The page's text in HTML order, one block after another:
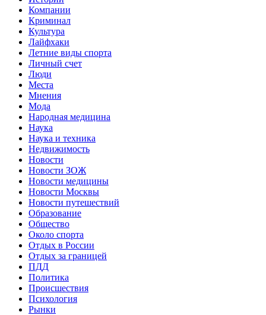
Компании
Криминал
Культура
Лайфхаки
Летние виды спорта
Личный счет
Люди
Места
Мнения
Мода
Народная медицина
Наука
Наука и техника
Недвижимость
Новости
Новости ЗОЖ
Новости медицины
Новости Москвы
Новости путешествий
Образование
Общество
Около спорта
Отдых в России
Отдых за границей
ПДД
Политика
Происшествия
Психология
Рынки